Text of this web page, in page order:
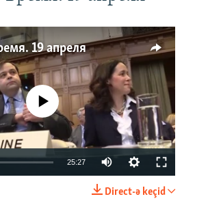
19 апреля
source currently available
25:27
Direct-ə keçid